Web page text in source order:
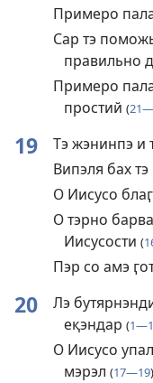
Примеро
Сар тэ
правильно
Примеро
простий (
19 Тэ жэнинпэ и
Випэля бах
О Иисусо
О тэрно
Иисусости (
Пэр со амэ
20
Лэ
еқэндар (
О Иисусо
мэрэл (17—19)